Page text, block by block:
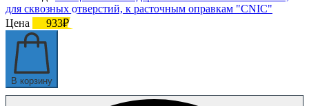
для сквозных отверстий, к расточным оправкам "CNIC"
Цена
933₽
В корзину